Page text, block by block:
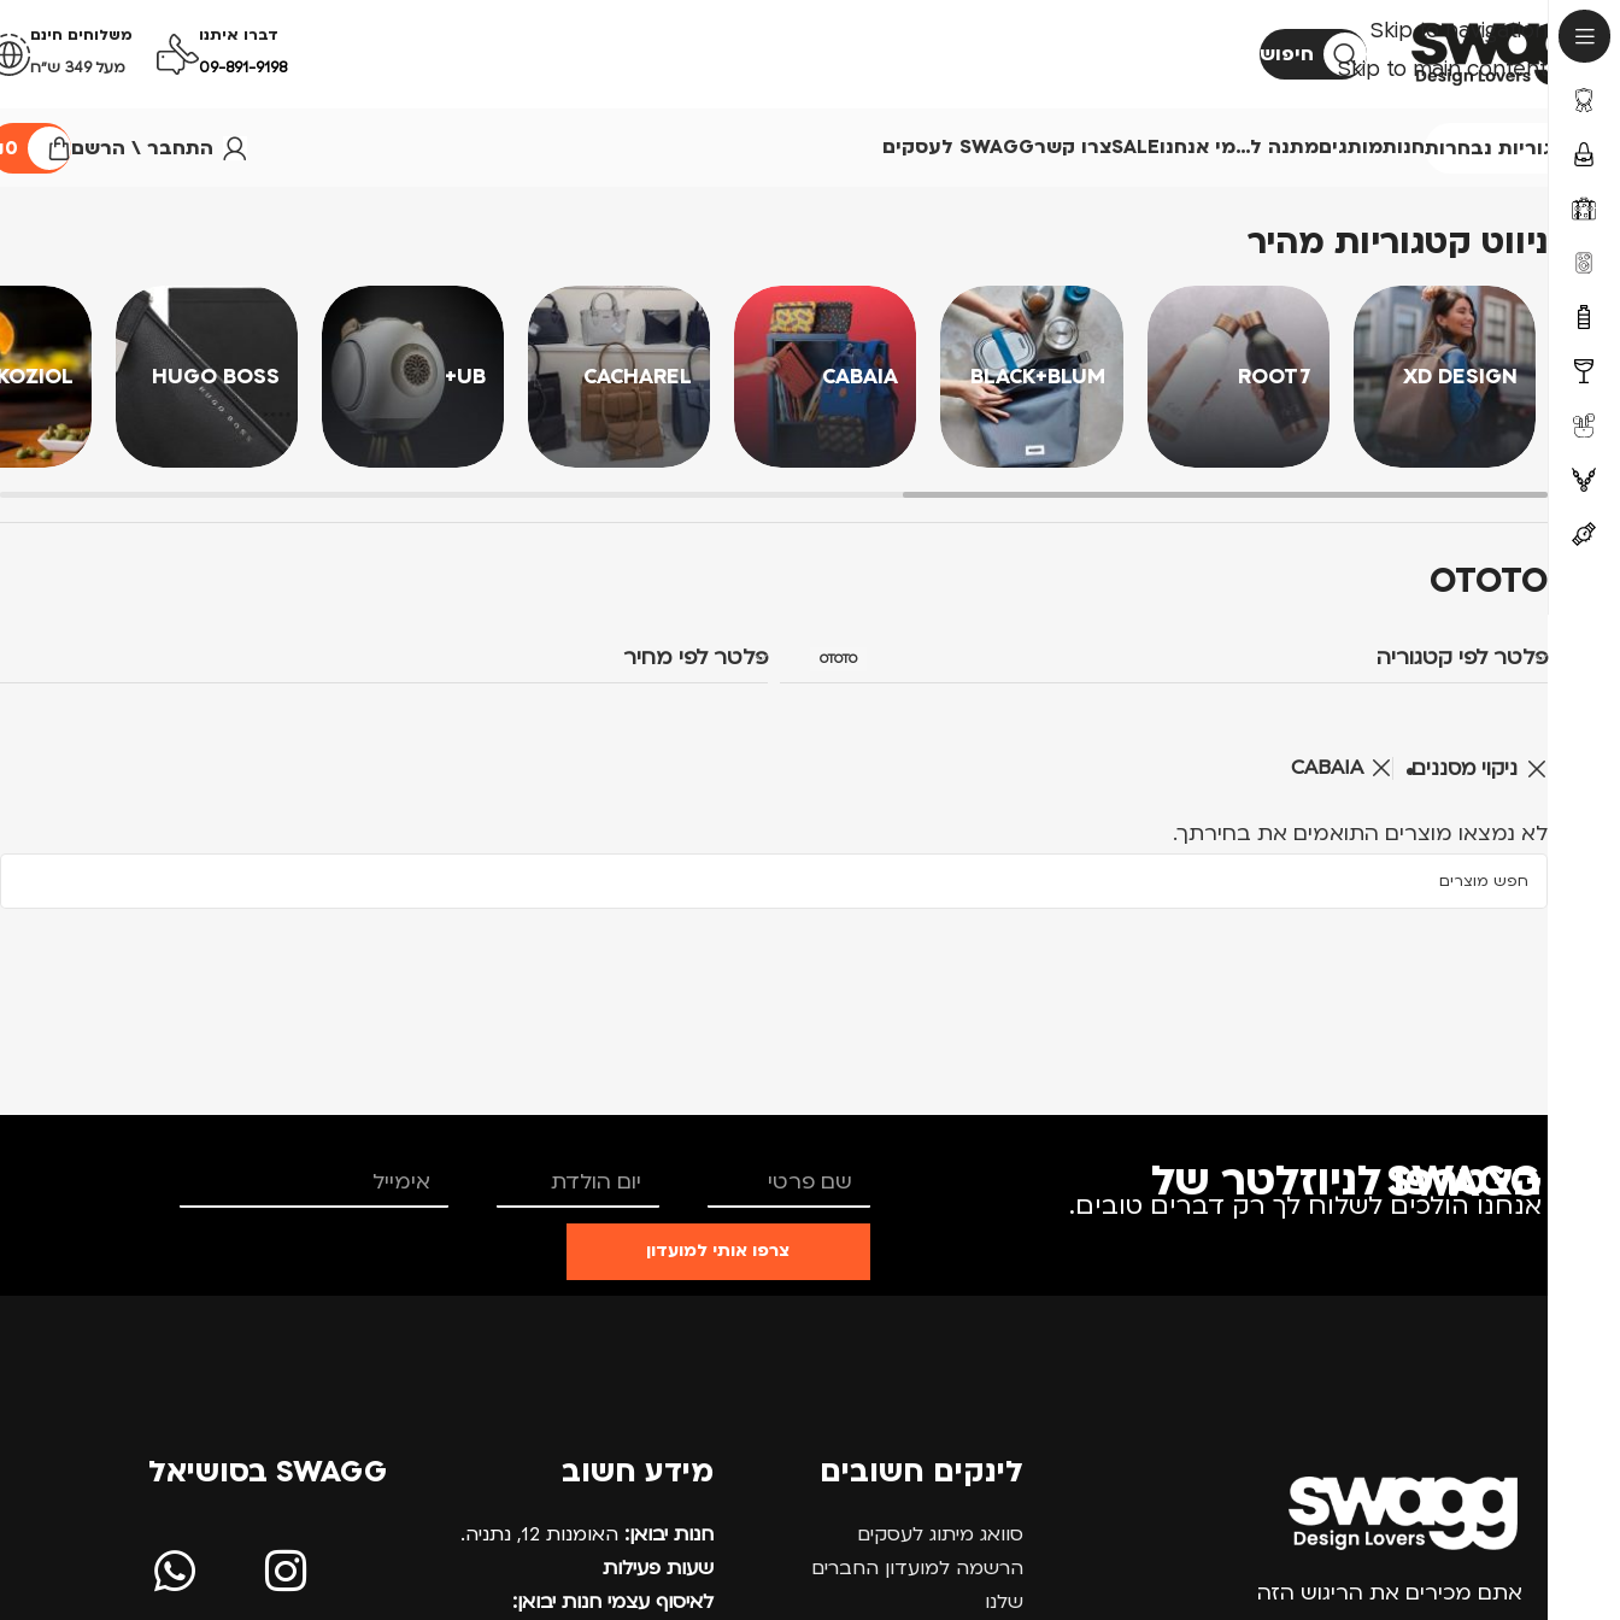
Skip to navigation
Skip to main content
חיפוש
דברו איתנו
09-891-9198
משלוחים חינם
מעל 349 ש״ח
קטגוריות נבחרותחנותמותגיםמתנה ל…מי אנחנוSALEצרו קשרSWAGG לעסקים התחבר \ הרשם 0
ניווט קטגוריות מהיר
XD DESIGN
ROOT7
BLACK+BLUM
CABAIA
CACHAREL
UB+
HUGO BOSS
OTOTO
פלטר לפי קטגוריה OTOTO פלטר לפי מחיר
ניקוי מסננים CABAIA
לא נמצאו מוצרים התואמים את בחירתך.
הצטרפו לניוזלטר של SWAGG
אנחנו הולכים לשלוח לך רק דברים טובים.
צרפו אותי למועדון
אתם מכירים את הריגוש הזה
לינקים חשובים
סוואג מיתוג לעסקים
הרשמה למועדון החברים
שלנו
מידע חשוב
חנות יבואן: האומנות 12, נתניה.
שעות פעילות
לאיסוף עצמי חנות יבואן:
SWAGG בסושיאל